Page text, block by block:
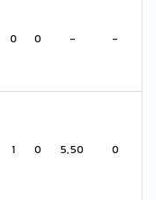
0 0 - -
1 0 5,50 0